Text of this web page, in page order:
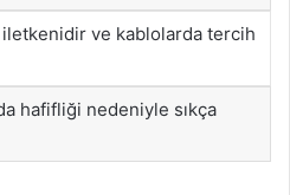
ve kablolarda tercih
hafifliği nedeniyle sıkça